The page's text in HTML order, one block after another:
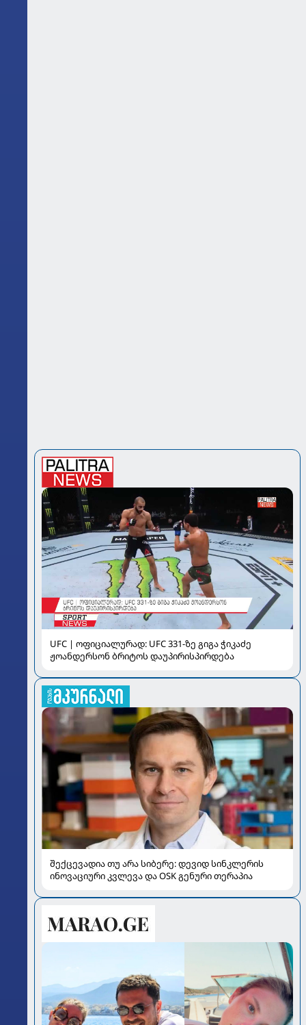
UFC | ოფიციალურად: UFC 331-ზე გიგა ჭიკაძე
ჟოანდერსონ ბრიტოს დაუპირისპირდება
შექცევადია თუ არა სიბერე: დევიდ სინკლერის
ინოვაციური კვლევა და OSK გენური თერაპია